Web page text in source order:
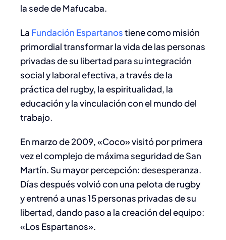
la sede de Mafucaba.
La Fundación Espartanostiene como misión
primordial transformar la vida de las personas
privadas de su libertad para su integración
social y laboral efectiva, a través de la
práctica del rugby, la espiritualidad, la
educación y la vinculación con el mundo del
trabajo.
En marzo de 2009, «Coco» visitó por primera
vez el complejo de máxima seguridad de San
Martín. Su mayor percepción: desesperanza.
Días después volvió con una pelota de rugby
y entrenó a unas 15 personas privadas de su
libertad, dando paso a la creación del equipo:
«Los Espartanos».